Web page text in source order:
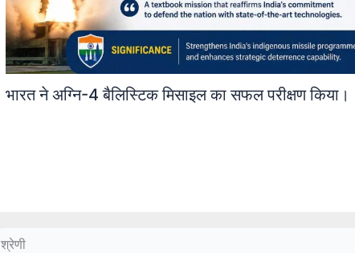
भारत ने अग्नि-4 बैलिस्टिक मिसाइल का सफल परीक्षण किया।
श्रेणी